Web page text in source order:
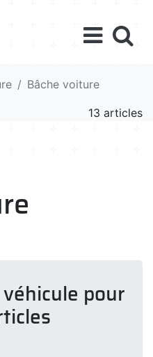
Bâche voiture
13 articles
pour